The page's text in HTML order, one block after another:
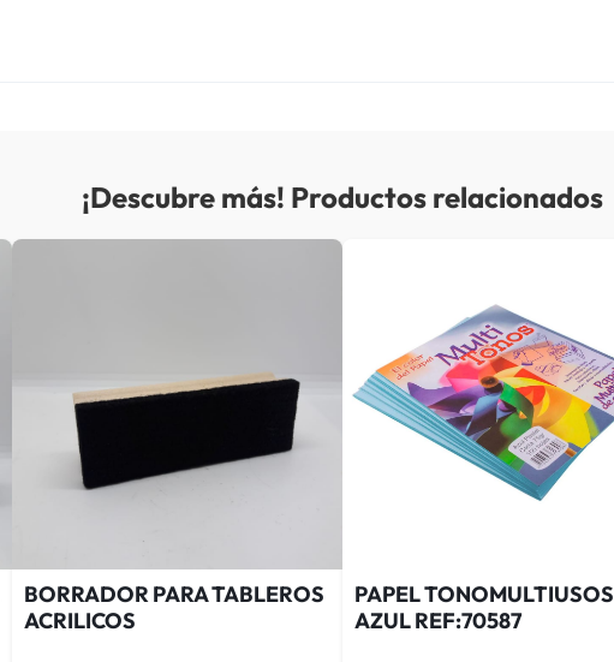
¡Descubre más! Productos relacionados
BORRADOR PARA TABLEROS
ACRILICOS
PAPEL TONOMULTIUSOS
AZUL REF:70587